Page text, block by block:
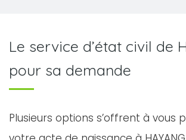
Le service d’état civil de
pour sa demande
Plusieurs options s’offrent à vous